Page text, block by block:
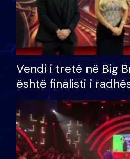
Vendi i tretë në Big
është finalisti i